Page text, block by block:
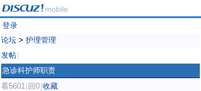
登录
论坛 > 护理管理
发帖
急诊科护师职责
看5601 回0 收藏